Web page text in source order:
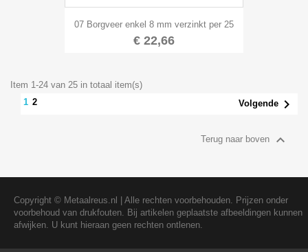
07 Borgveer enkel 8 mm verzinkt per 25
€ 22,66
Item 1-24 van 25 in totaal item(s)
12 Volgende 
Terug naar boven 
Copyright © Metaalreus.nl
| Alle rechten voorbehouden. Prijzen onder
voorbehoud van drukfouten. Bij artikelen geplaatste afbeeldingen kunnen
afwijken. U kunt hieraan geen rechten ontlenen.